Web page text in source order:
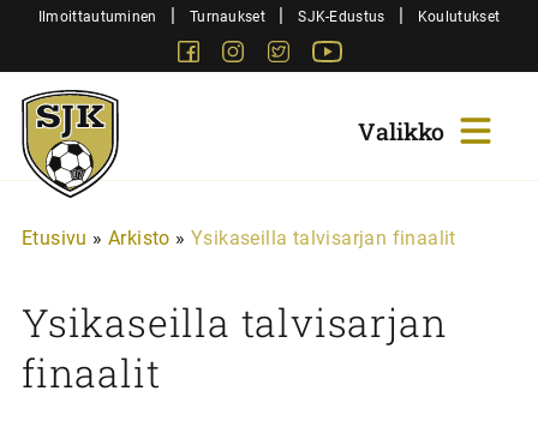
SiirryIlmoittautuminen | Turnaukset | SJK-Edustus | Koulutukset
FacebookInstagram
Twitter
Sjk-
Juniorit
Etusivu » Arkisto » Ysikaseilla talvisarjan finaalit
Ysikaseilla talvisarjan
finaalit